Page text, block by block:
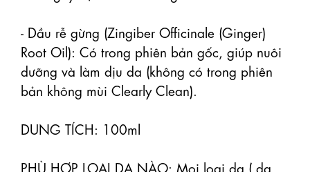
- Dầu rễ gừng (Zingiber Officinale (Ginger)
Root Oil): Có trong phiên bản gốc, giúp nuôi
dưỡng và làm dịu da (không có trong phiên
bản không mùi Clearly Clean).
DUNG TÍCH: 100ml
PHÙ HỢP LOẠI DA NÀO: Mọi loại da ( da